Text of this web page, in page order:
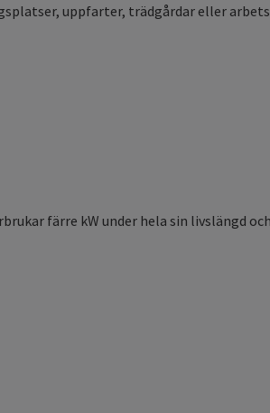
uppfarter, trädgårdar eller
färre kW under hela sin livslängd